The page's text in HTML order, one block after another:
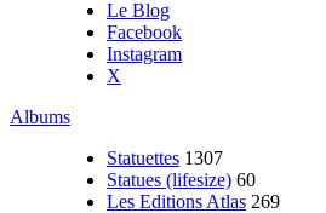
Le Blog
Facebook
Instagram
X
Albums
Statuettes 1307
Statues (lifesize) 60
Les Editions Atlas 269